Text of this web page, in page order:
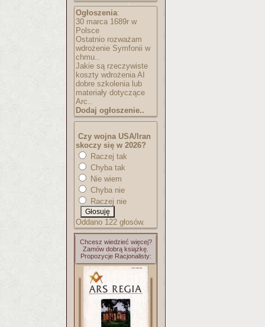
Ogłoszenia:
30 marca 1689r w
Polsce
Ostatnio rozważam
wdrożenie Symfonii w
chmu..
Jakie są rzeczywiste
koszty wdrożenia AI
dobre szkolenia lub
materiały dotyczące
Arc..
Dodaj ogłoszenie..
Czy wojna USA/Iran
skoczy się w 2026?
Raczej tak
Chyba tak
Nie wiem
Chyba nie
Raczej nie
Oddano 122 głosów.
Chcesz wiedzieć więcej?
Zamów dobrą książkę.
Propozycje Racjonalisty: